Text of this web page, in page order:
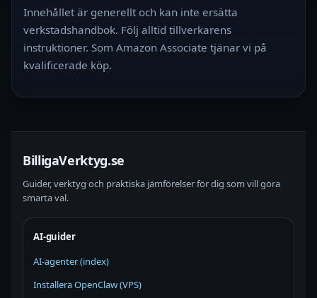
Innehållet är generellt och kan inte ersätta
verkstadshandbok. Följ alltid tillverkarens
instruktioner. Som Amazon Associate tjänar vi på
kvalificerade köp.
BilligaVerktyg.se
Guider, verktyg och praktiska jämförelser för dig som vill göra
smarta val.
AI-guider
AI-agenter (index)
Installera OpenClaw (VPS)